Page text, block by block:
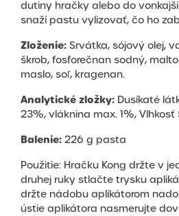
dutiny hračky alebo do
snaží pastu vylizovať, čo ho
Zloženie: Srvátka, sójový olej,
škrob, fosforečnan sodný,
maslo, soľ, kragenan.
Analytické zložky: Dusíkaté
23%, vláknina max. 1%, Vlhkosť
Balenie: 226 g pasta
Použitie: Hračku Kong držte v
druhej ruky stlačte trysku
držte nádobu aplikátorom
ústie aplikátora nasmerujte